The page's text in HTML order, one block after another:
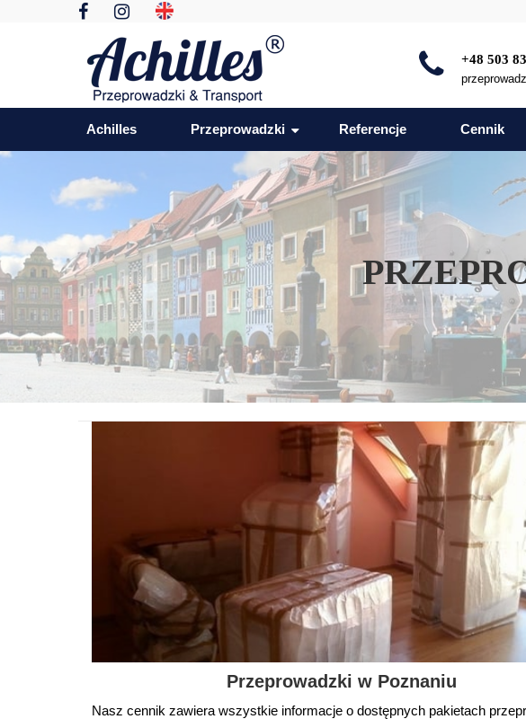
+48 503
Achilles Przeprowadzki Referencje Cennik
Przeprowadzki w Poznaniu
Nasz cennik zawiera wszystkie informacje o dostępnych pakietach